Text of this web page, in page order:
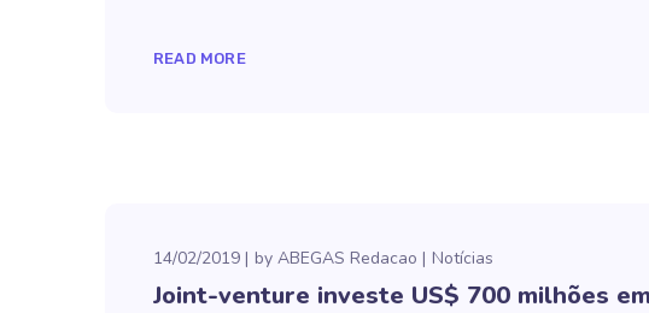
READ MORE
14/02/2019 by ABEGAS Redacao Notícias
Joint-venture investe US$ 700 milhões